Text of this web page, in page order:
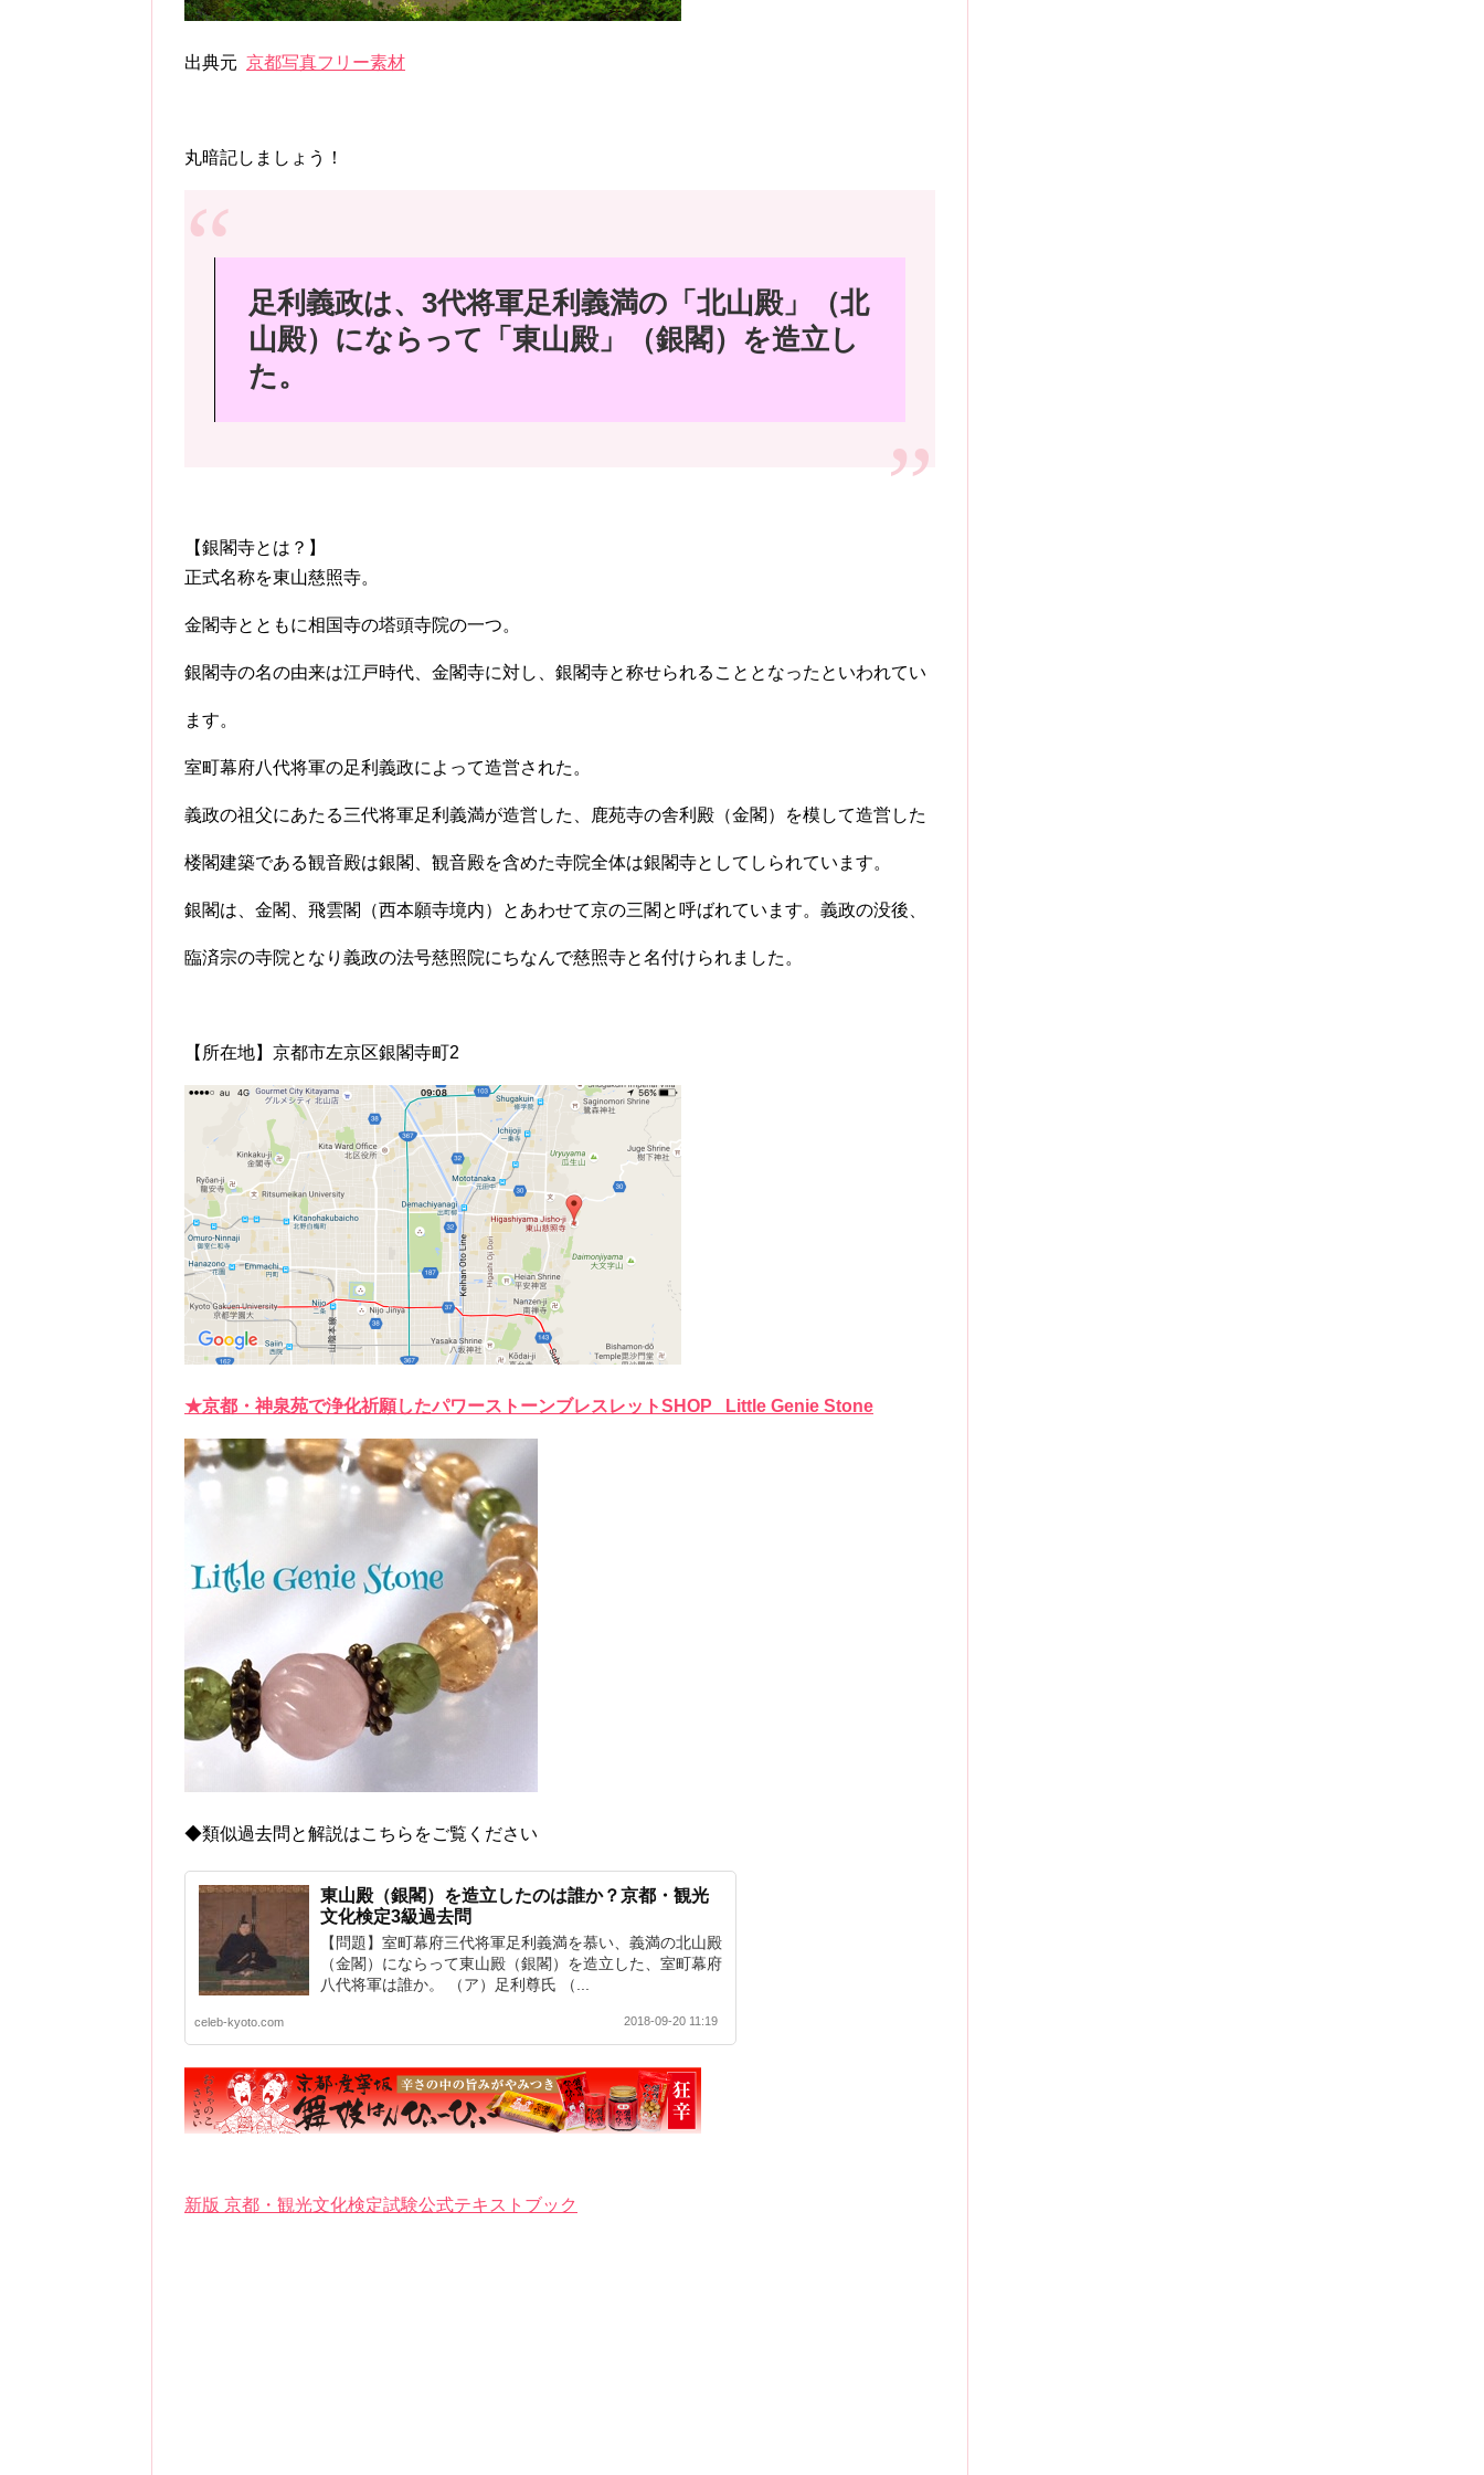
出典元 京都写真フリー素材
丸暗記しましょう！
足利義政は、3代将軍足利義満の「北山殿」（北
山殿）にならって「東山殿」（銀閣）を造立し
た。
【銀閣寺とは？】
正式名称を東山慈照寺。
金閣寺とともに相国寺の塔頭寺院の一つ。
銀閣寺の名の由来は江戸時代、金閣寺に対し、銀閣寺と称せられることとなったといわれてい
ます。
室町幕府八代将軍の足利義政によって造営された。
義政の祖父にあたる三代将軍足利義満が造営した、鹿苑寺の舎利殿（金閣）を模して造営した
楼閣建築である観音殿は銀閣、観音殿を含めた寺院全体は銀閣寺としてしられています。
銀閣は、金閣、飛雲閣（西本願寺境内）とあわせて京の三閣と呼ばれています。義政の没後、
臨済宗の寺院となり義政の法号慈照院にちなんで慈照寺と名付けられました。
【所在地】京都市左京区銀閣寺町2
★京都・神泉苑で浄化祈願したパワーストーンブレスレットSHOP Little Genie Stone
◆類似過去問と解説はこちらをご覧ください
東山殿（銀閣）を造立したのは誰か？京都・観光
文化検定3級過去問
【問題】室町幕府三代将軍足利義満を慕い、義満の北山殿
（金閣）にならって東山殿（銀閣）を造立した、室町幕府
八代将軍は誰か。 （ア）足利尊氏 （...
celeb-kyoto.com 2018-09-20 11:19
新版 京都・観光文化検定試験公式テキストブック